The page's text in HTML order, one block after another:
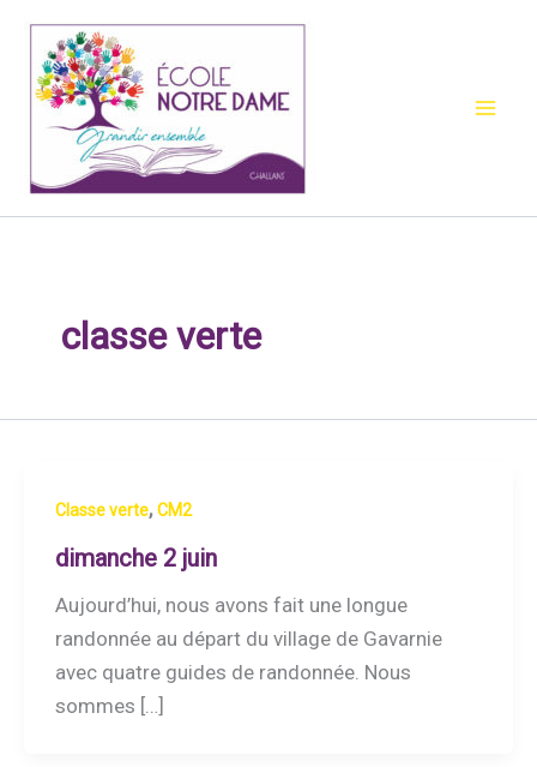
contenu
classe verte
Classe verte,CM2
dimanche 2 juin
Aujourd’hui, nous avons fait une longue
randonnée au départ du village de Gavarnie
avec quatre guides de randonnée. Nous
sommes […]